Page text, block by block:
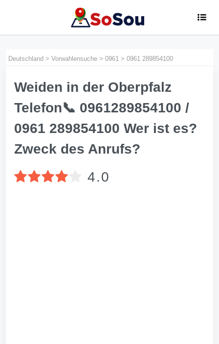
Deutschland > Vorwahlensuche > 0961 > 0961 289854100
Weiden in der Oberpfalz
Telefon📞 0961289854100 /
0961 289854100 Wer ist es?
Zweck des Anrufs?
4.0